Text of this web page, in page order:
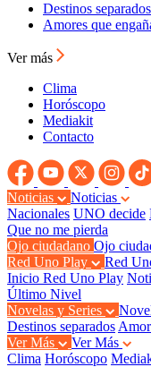
Destinos separados
Amores que
Ver más
Clima
Horóscopo
Mediakit
Contacto
Noticias
Noticias
Nacionales UNO decide
Que no me pierda
Ojo ciudadano Ojo
Red Uno Play
Red
Inicio Red Uno Play
Último Nivel
Novelas y Series
Destinos separados
Ver Más
Ver Más
Clima Horóscopo